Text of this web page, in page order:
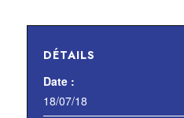
DÉTAILS
Date :
18/07/18